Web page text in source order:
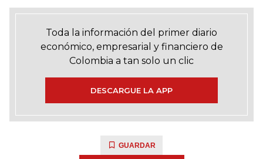
Toda la información del primer diario
económico, empresarial y financiero de
Colombia a tan solo un clic
DESCARGUE LA APP
GUARDAR